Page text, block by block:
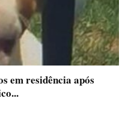
em residência após